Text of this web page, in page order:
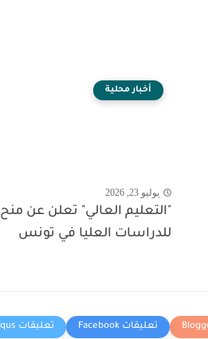
أخبار محلية
يوليو 23, 2026
"التعليم العالي" تعلن عن منح
للدراسات العليا في تونس